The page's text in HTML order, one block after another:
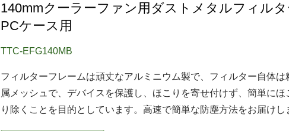
140mmクーラーファン用ダストメタルフィル
PCケース用
TTC-EFG140MB
フィルターフレームは頑丈なアルミニウム製で、フィルター自体は
属メッシュで、デバイスを保護し、ほこりを寄せ付けず、簡単にほ
り除くことを目的としています。高速で簡単な防塵方法をお届けし